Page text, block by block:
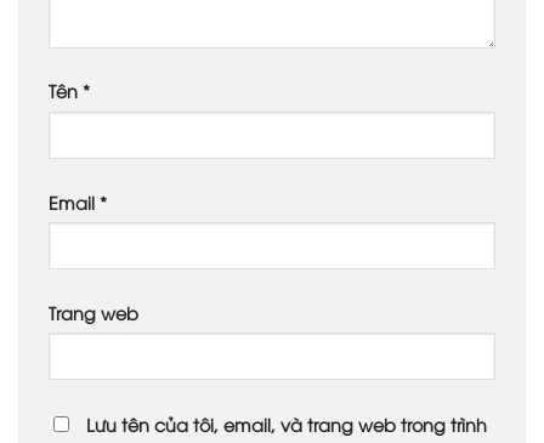
Tên *
Email *
Trang web
Lưu tên của tôi, email, và trang web trong trình